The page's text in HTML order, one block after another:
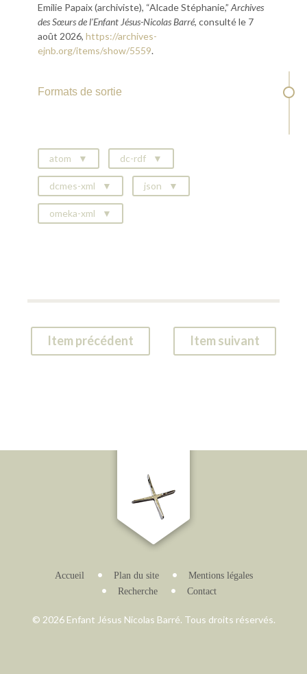
Emilie Papaix (archiviste), “Alcade Stéphanie,” Archives
des Sœurs de l'Enfant Jésus-Nicolas Barré, consulté le 7
août 2026, https://archives-
ejnb.org/items/show/5559.
Formats de sortie
atom dc-rdf
dcmes-xml json
omeka-xml
Item précédent Item suivant
Accueil Plan du site
Mentions légales
Recherche
Contact
© 2026 Enfant Jésus Nicolas Barré. Tous droits réservés.